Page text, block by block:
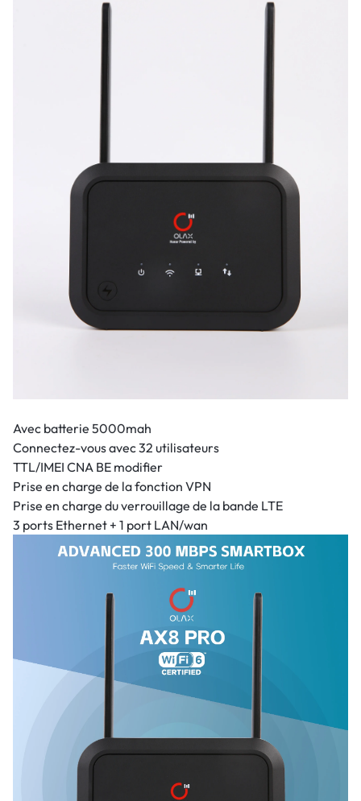
Avec batterie 5000mah
Connectez-vous avec 32 utilisateurs
TTL/IMEI CNA BE modifier
Prise en charge de la fonction VPN
Prise en charge du verrouillage de la bande LTE
3 ports Ethernet + 1 port LAN/wan